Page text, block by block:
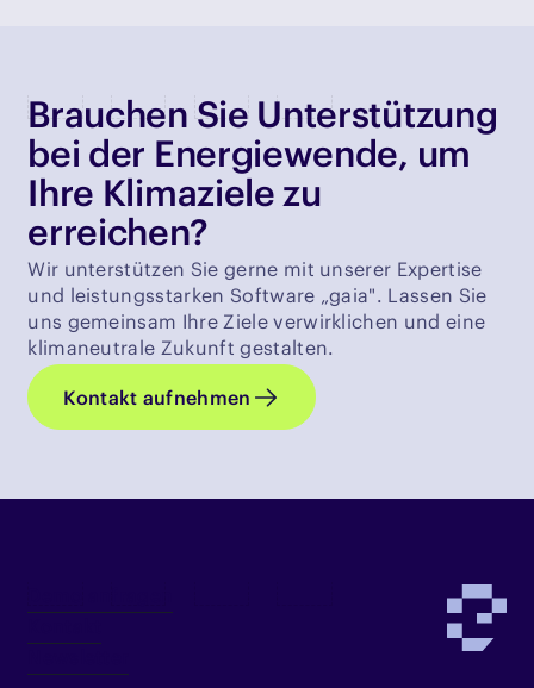
Brauchen Sie Unterstützung
bei der Energiewende, um
Ihre Klimaziele zu
erreichen?
Wir unterstützen Sie gerne mit unserer Expertise
und leistungsstarken Software „gaia". Lassen Sie
uns gemeinsam Ihre Ziele verwirklichen und eine
klimaneutrale Zukunft gestalten.
Kontakt aufnehmen